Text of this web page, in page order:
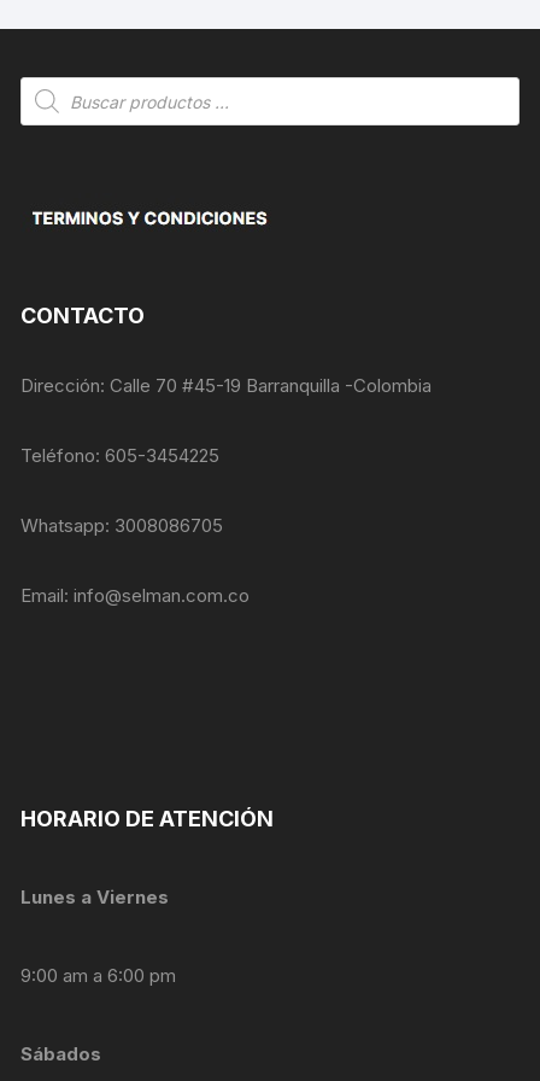
Búsqueda
de
CONTACTO
Dirección: Calle 70 #45-19 Barranquilla -Colombia
Teléfono: 605-3454225
Whatsapp: 3008086705
Email:info@selman.com.co
HORARIO DE ATENCIÓN
Lunes a Viernes
9:00 am a 6:00 pm
Sábados